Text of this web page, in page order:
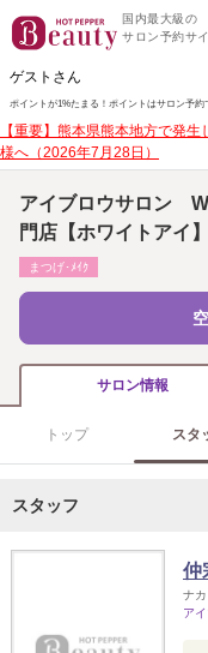
国内最大級の
サロン予約サ
ゲストさん
ポイントが1%たまる！ ポイントはサロン予約
【重要】熊本県熊本地方で発
様へ（2026年7月28日）
アイブロウサロン
門店【ホワイトアイ】
まつげ･ﾒｲｸ
サロン情報
トップ スタ
スタッフ
仲
ナ
ア